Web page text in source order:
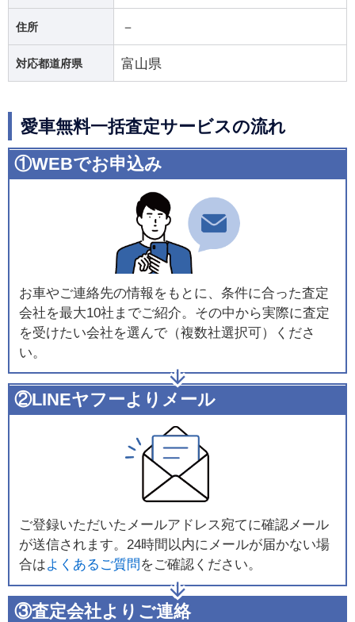
住所 －
対応都道府県 富山県
愛車無料一括査定サービスの流れ
①WEBでお申込み
お車やご連絡先の情報をもとに、条件に合った査定
会社を最大10社までご紹介。その中から実際に査定
を受けたい会社を選んで（複数社選択可）くださ
い。
②LINEヤフーよりメール
ご登録いただいたメールアドレス宛てに確認メール
が送信されます。24時間以内にメールが届かない場
合はよくあるご質問 をご確認ください。
③査定会社よりご連絡